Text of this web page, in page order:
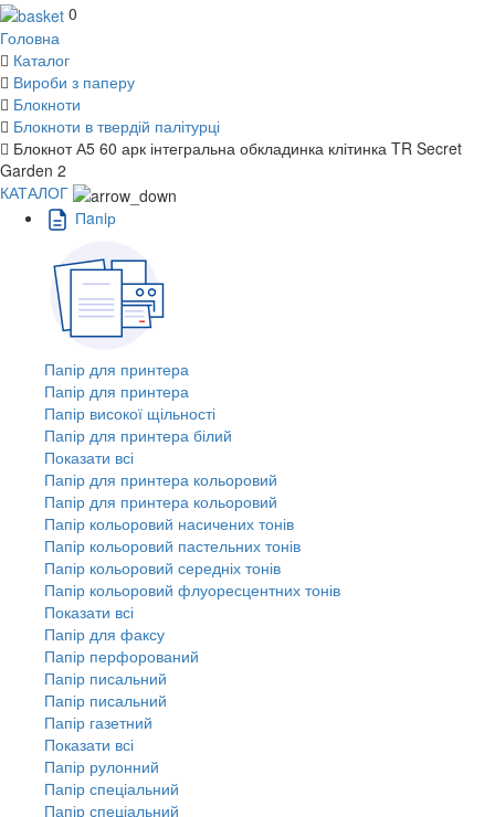
0
Головна
Каталог
Вироби з паперу
Блокноти
Блокноти в твердій палітурці
Блокнот А5 60 арк інтегральна обкладинка клітинка TR Secret
Garden 2
КАТАЛОГ
Пaпiр
Папір для принтера
Папір для принтера
Папір високої щільності
Папір для принтера білий
Показати всі
Папір для принтера кольоровий
Папір для принтера кольоровий
Папір кольоровий насичених тонів
Папір кольоровий пастельних тонів
Папір кольоровий середніх тонів
Папір кольоровий флуоресцентних тонів
Показати всі
Папір для факсу
Папір перфорований
Папір писальний
Папір писальний
Папір газетний
Показати всі
Папір рулонний
Папір спеціальний
Папір спеціальний